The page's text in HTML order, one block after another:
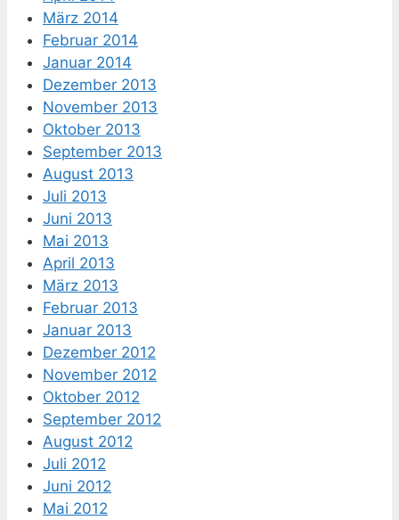
März 2014
Februar 2014
Januar 2014
Dezember 2013
November 2013
Oktober 2013
September 2013
August 2013
Juli 2013
Juni 2013
Mai 2013
April 2013
März 2013
Februar 2013
Januar 2013
Dezember 2012
November 2012
Oktober 2012
September 2012
August 2012
Juli 2012
Juni 2012
Mai 2012